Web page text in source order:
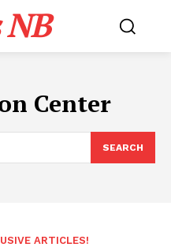
Center
SEARCH
ARTICLES!